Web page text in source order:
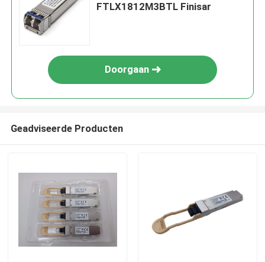
FTLX1812M3BTL Finisar
Doorgaan
Geadviseerde Producten